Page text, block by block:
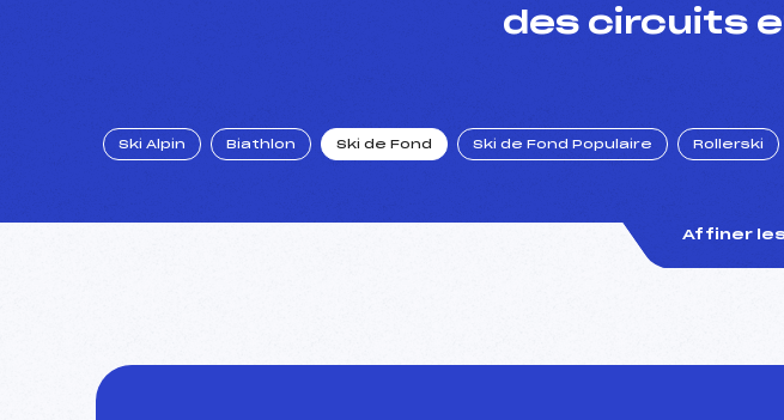
des circuits
Ski Alpin Biathlon Ski de Fond Ski de Fond Populaire Rollerski
Affiner